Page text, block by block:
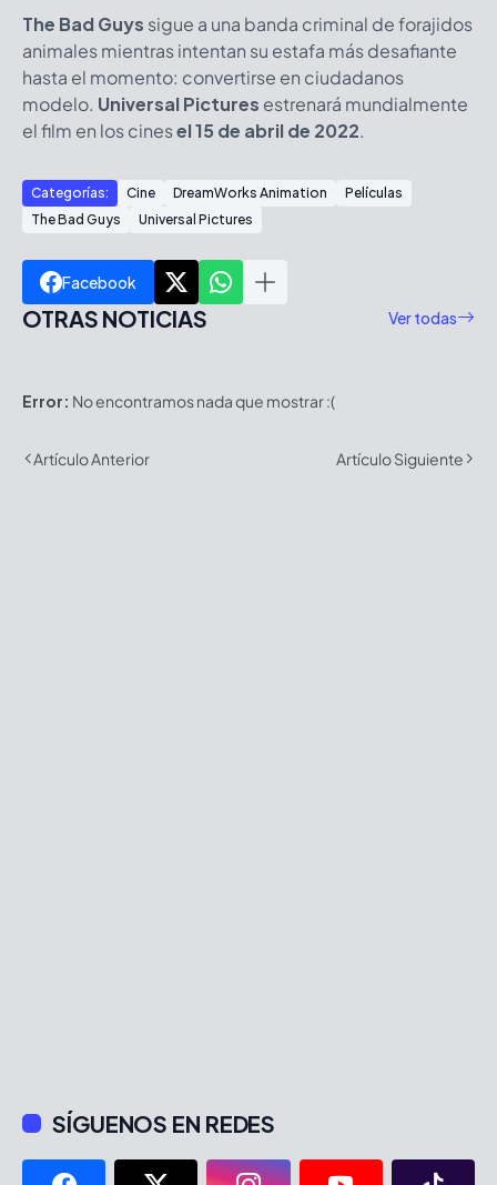
The Bad Guys sigue a una banda criminal de forajidos
animales mientras intentan su estafa más desafiante
hasta el momento: convertirse en ciudadanos
modelo. Universal Pictures estrenará mundialmente
el film en los cinesel 15 de abril de 2022.
Categorías: Cine DreamWorks Animation
Películas
The Bad Guys
Universal Pictures
Facebook
OTRAS NOTICIAS Ver todas
Error: No encontramos nada que mostrar :(
Artículo Anterior Artículo Siguiente
SÍGUENOS EN REDES